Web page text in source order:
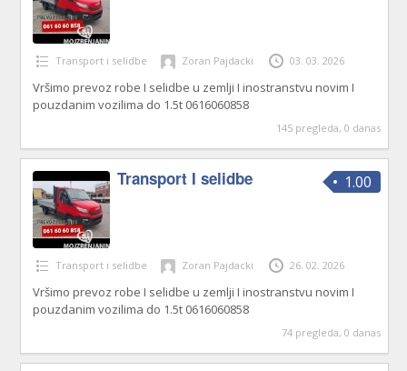
Transport i selidbe Zoran Pajdacki 03. 03. 2026
Vršimo prevoz robe I selidbe u zemlji I inostranstvu novim I
pouzdanim vozilima do 1.5t 0616060858
145 pregleda, 0 danas
1.00
Transport I selidbe
Transport i selidbe Zoran Pajdacki 26. 02. 2026
Vršimo prevoz robe I selidbe u zemlji I inostranstvu novim I
pouzdanim vozilima do 1.5t 0616060858
74 pregleda, 0 danas